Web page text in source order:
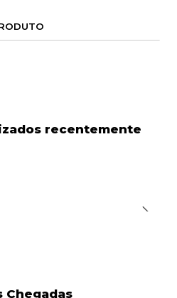
recentemente
Chegadas